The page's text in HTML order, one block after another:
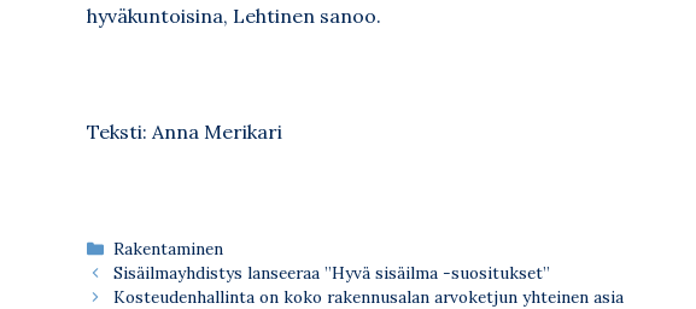
hyväkuntoisina, Lehtinen sanoo.
Teksti: Anna Merikari
Kategoriat
Rakentaminen
Sisäilmayhdistys lanseeraa ”Hyvä sisäilma -suositukset”
Kosteudenhallinta on koko rakennusalan arvoketjun yhteinen asia